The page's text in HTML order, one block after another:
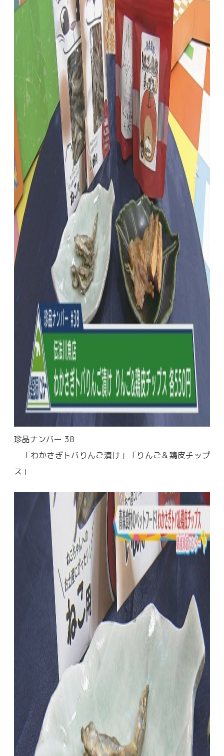
珍品ナンバー 38
「わかさぎトバりんご漬け」「りんご＆鶏皮チップ
ス」